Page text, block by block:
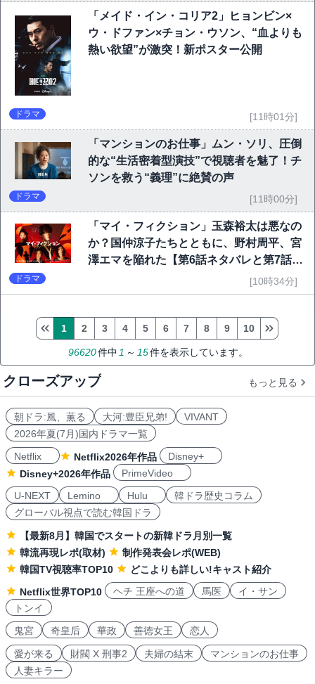
「メイド・イン・コリア2」ヒョンビン×
ウ・ドファン×チョン・ウソン、“血よりも
熱い欲望”が激突！新ポスター公開
ドラマ [11時01分]
「マンションのお仕事」ムン・ソリ、圧倒
的な“生活密着型演技”で視聴者を魅了！チ
ソンを救う“義理”に絶賛の声
ドラマ [11時00分]
「マイ・フィクション」玉森裕太は悪なの
か？国仲涼子たちとともに、野村周平、宮
澤エマを陥れた【第6話ネタバレと第7話予
ドラマ [10時34分]
96620件中 1 ～ 15件を表示しています。
1 2 3 4 5 6 7 8 9 10
クローズアップ もっと見る
朝ドラ:風、薫る 大河:豊臣兄弟!
VIVANT
2026年夏(7月)国内ドラマ一覧
Netflix
Netflix2026年作品
Disney+
Disney+2026年作品
PrimeVideo
U-NEXT
Lemino Hulu
韓ドラ歴史コラム
グローバル視点で読む韓国ドラ
【最新8月】韓国でスタートの新韓ドラ月別一覧
韓流再現レポ(取材)
制作発表会レポ(WEB)
韓国TV視聴率TOP10
どこよりも詳しい!キャスト紹介
Netflix世界TOP10
ヘチ 王座への道 馬医
イ・サン
トンイ
鬼宮
奇皇后 華政 善徳女王 恋人
愛が来る 財閥 X 刑事2 夫婦の結末
マンションのお仕事
人妻キラー